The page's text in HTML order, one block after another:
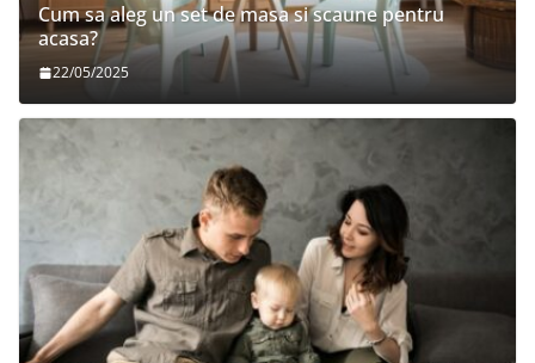
Cum sa aleg un set de masa si scaune pentru
acasa?
22/05/2025